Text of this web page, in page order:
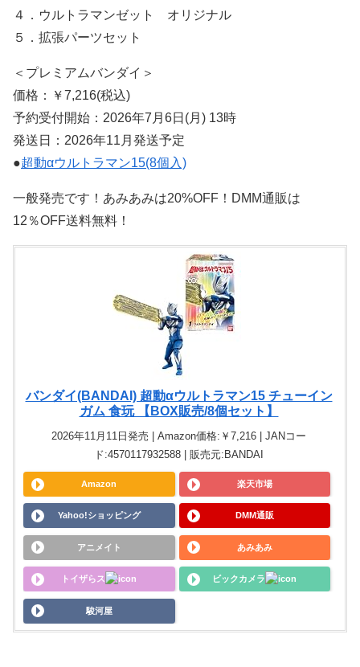
４．ウルトラマンゼット オリジナル
５．拡張パーツセット
＜プレミアムバンダイ＞
価格：￥7,216(税込)
予約受付開始：2026年7月6日(月) 13時
発送日：2026年11月発送予定
●超動αウルトラマン15(8個入)
一般発売です！あみあみは20%OFF！DMM通販は
12％OFF送料無料！
バンダイ(BANDAI) 超動αウルトラマン15 チューイン
ガム 食玩 【BOX販売/8個セット】
2026年11月11日発売 | Amazon価格:￥7,216 | JANコー
ド:4570117932588 | 販売元:BANDAI
Amazon 楽天市場
Yahoo!ショッピング DMM通販
アニメイト あみあみ
トイザらス ビックカメラ
駿河屋